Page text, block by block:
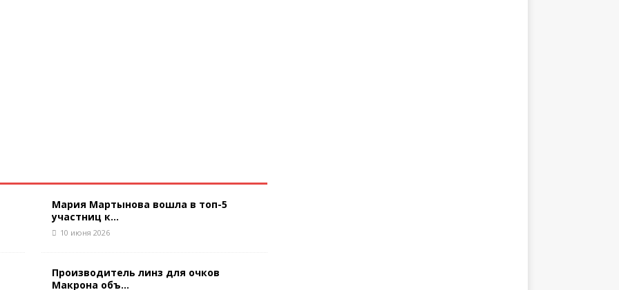
Мария Мартынова вошла в топ-5
участниц к...
10 июня 2026
Производитель линз для очков
Макрона объ...